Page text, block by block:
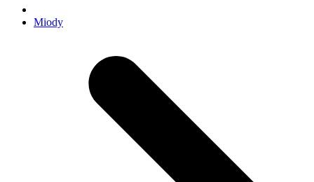
Miody